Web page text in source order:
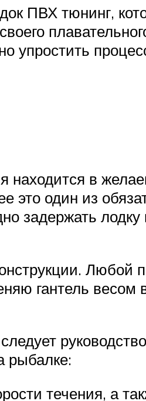
ПВХ тюнинг,
упростить
находится в
это один из
задержать
Любой
гантель
рыбалке:
течения, а